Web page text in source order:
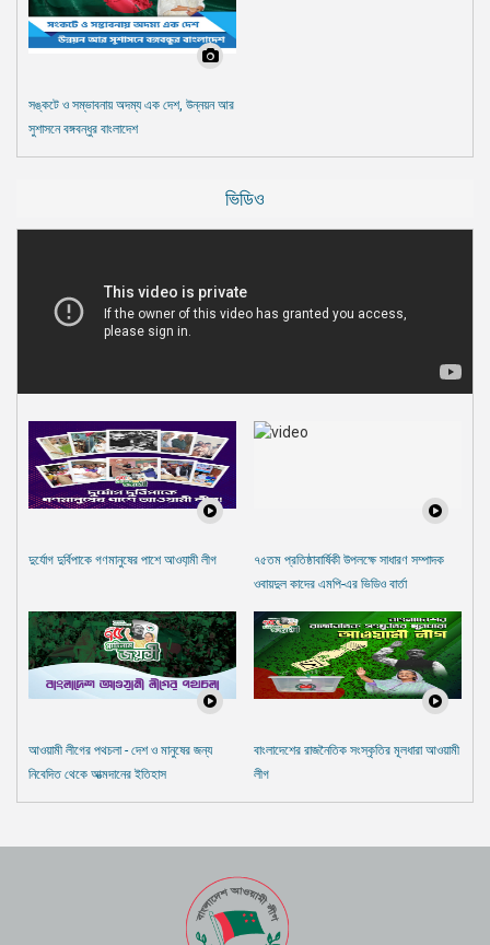
সঙ্কটে ও সম্ভাবনায় অদম্য এক দেশ, উন্নয়ন আর
সুশাসনে বঙ্গবন্ধুর বাংলাদেশ
ভিডিও
দুর্যোগ দুর্বিপাকে গণমানুষের পাশে আওযা়মী লীগ
৭৫তম প্রতিষ্ঠাবার্ষিকী উপলক্ষে সাধারণ সম্পাদক
ওবায়দুল কাদের এমপি-এর ভিডিও বার্তা
আওয়ামী লীগের পথচলা - দেশ ও মানুষের জন্য
নিবেদিত থেকে আত্মদানের ইতিহাস
বাংলাদেশের রাজনৈতিক সংস্কৃতির মূলধারা আওয়ামী
লীগ